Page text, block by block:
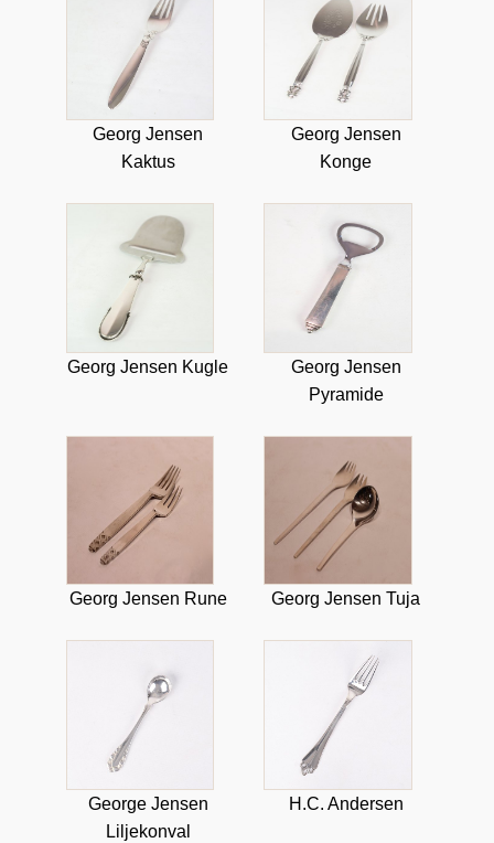
Georg Jensen
Kaktus
Georg Jensen
Konge
Georg Jensen Kugle
Georg Jensen
Pyramide
Georg Jensen Rune Georg Jensen Tuja
George Jensen
Liljekonval
H.C. Andersen